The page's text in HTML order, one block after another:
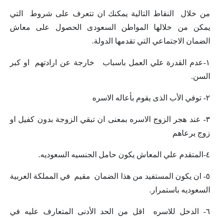
من خلال النقاط التالية يمكنك ان تتعرف على شروط التي
يمكن من خلالها المواطن السعودى الحصول على معاش
الضمان الاجتماعي التي تقدمها الدولة.
١-عدم القدرة علي العمل باسباب خارجة عن ارادتهم او كبر
السن.
٢- توفي الأب الذى يقوم بأعاله الاسره
٣- عند هجر الزوج الاسره بمعنى ان تبقي الزوجة بدون كفيل او
زوج يرعاهم
٤-المتقدم علي المعاش يكون حامل الجنسيه السعوديه.
٥- ان يكون المستفيد من هذا الضمان مقيم في المملكة العربية
السعوديه باستمرار.
٦- الدخل للاسره اقل من الحد الأدنى المتعارف عليه في